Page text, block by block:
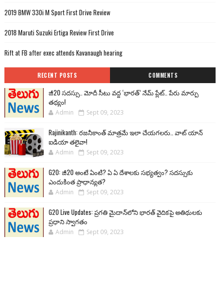
2019 BMW 330i M Sport First Drive Review
2018 Maruti Suzuki Ertiga Review First Drive
Rift at FB after exec attends Kavanaugh hearing
RECENT POSTS COMMENTS
జీ20 సదస్సు.. మోదీ సీటు వద్ద ‘భారత్’ నేమ్ ప్లేట్‌.. పేరు మార్పు
తథ్యం!
Admin Sept 09, 2023
Rajinikanth: రజనీకాంత్ మాత్రమే ఇలా చేయగలరు.. వాట్ యాన్
ఐడియా తలైవా!
Admin Sept 09, 2023
G20: జీ20 అంటే ఏంటి? ఏ ఏ దేశాలకు సభ్యత్వం? సదస్సుకు
ఎందుకింత ప్రాధాన్యత?
Admin Sept 09, 2023
G20 Live Updates: ప్రగతి మైదాన్‌లోని భారత్ వైదికపై అతిథులకు
ప్రధాని స్వాగతం
Admin Sept 09, 2023